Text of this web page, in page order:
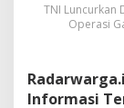
TNI Luncurkan
Operasi
Informasi